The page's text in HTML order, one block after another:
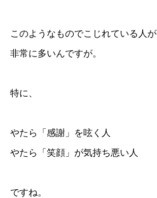
このようなものでこじれている人が
非常に多いんですが。
特に、
やたら「感謝」を呟く人
やたら「笑顔」が気持ち悪い人
ですね。